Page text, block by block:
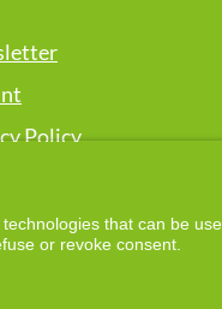
note that this method is
healing are made. If
have any questions or
Policy
Re-Active Training"
well-being and
sake of readability, the